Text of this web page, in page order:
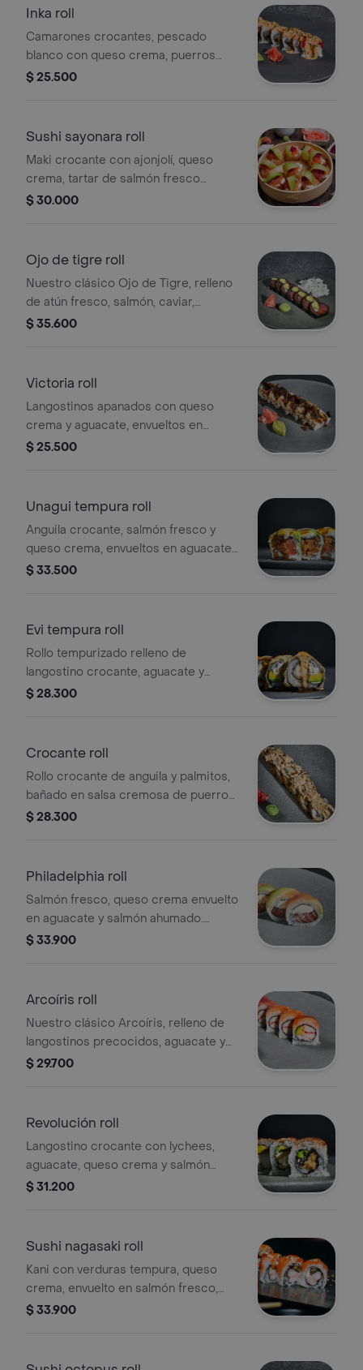
Inka roll
Camarones crocantes, pescado
blanco con queso crema, puerros
acaramelados, envueltos en palmito
hondashi. Tamaño a elección.
$ 25.500
Sushi sayonara roll
Maki crocante con ajonjolí, queso
crema, tartar de salmón fresco
especiado con un toque de gari,
$ 30.000
Ojo de tigre roll
Nuestro clásico Ojo de Tigre, relleno
de atún fresco, salmón, caviar,
aguacate y kanikama, acompañado de
$ 35.600
Victoria roll
Langostinos apanados con queso
crema y aguacate, envueltos en
ajonjolí, bañados en salsa de anguila y
$ 25.500
Unagui tempura roll
Anguila crocante, salmón fresco y
queso crema, envueltos en aguacate,
bañados en salsa de anguila y
$ 33.500
Evi tempura roll
Rollo tempurizado relleno de
langostino crocante, aguacate y
queso crema, bañado con mayonesa
$ 28.300
Crocante roll
Rollo crocante de anguila y palmitos,
bañado en salsa cremosa de puerros,
kani, queso crema y salsa teriyaki.
$ 28.300
Philadelphia roll
Salmón fresco, queso crema envuelto
en aguacate y salmón ahumado.
Tamaño a elección.
$ 33.900
Arcoíris roll
Nuestro clásico Arcoíris, relleno de
langostinos precocidos, aguacate y
kani, envuelto en salmón fresco, atún,
$ 29.700
Revolución roll
Langostino crocante con lychees,
aguacate, queso crema y salmón
fresco, envuelto en anguila. Tamaño a
$ 31.200
Sushi nagasaki roll
Kani con verduras tempura, queso
crema, envuelto en salmón fresco,
mayonesa japonesa, ajonjolí negro y
$ 33.900